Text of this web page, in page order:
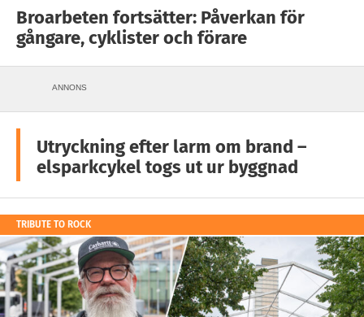
Broarbeten fortsätter: Påverkan för
gångare, cyklister och förare
ANNONS
Utryckning efter larm om brand –
elsparkcykel togs ut ur byggnad
TRIBUTE TO ROCK